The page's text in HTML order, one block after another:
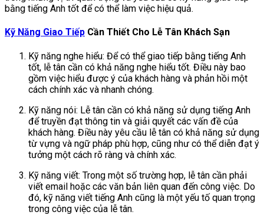
bằng tiếng Anh tốt để có thể làm việc hiệu quả.
Kỹ Năng Giao Tiếp Cần Thiết Cho Lễ Tân Khách Sạn
Kỹ năng nghe hiểu: Để có thể giao tiếp bằng tiếng Anh
tốt, lễ tân cần có khả năng nghe hiểu tốt. Điều này bao
gồm việc hiểu được ý của khách hàng và phản hồi một
cách chính xác và nhanh chóng.
Kỹ năng nói: Lễ tân cần có khả năng sử dụng tiếng Anh
để truyền đạt thông tin và giải quyết các vấn đề của
khách hàng. Điều này yêu cầu lễ tân có khả năng sử dụng
từ vựng và ngữ pháp phù hợp, cũng như có thể diễn đạt ý
tưởng một cách rõ ràng và chính xác.
Kỹ năng viết: Trong một số trường hợp, lễ tân cần phải
viết email hoặc các văn bản liên quan đến công việc. Do
đó, kỹ năng viết tiếng Anh cũng là một yếu tố quan trọng
trong công việc của lễ tân.